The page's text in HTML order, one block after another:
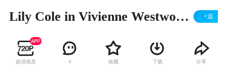
Lily Cole in Vivienne Westwood Film “The Red Shoes” +追
超清画质 4 收藏 下载 分享